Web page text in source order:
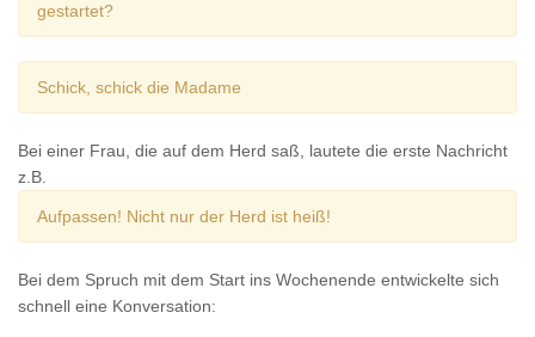
gestartet?
Schick, schick die Madame
Bei einer Frau, die auf dem Herd saß, lautete die erste Nachricht
z.B.
Aufpassen! Nicht nur der Herd ist heiß!
Bei dem Spruch mit dem Start ins Wochenende entwickelte sich
schnell eine Konversation: